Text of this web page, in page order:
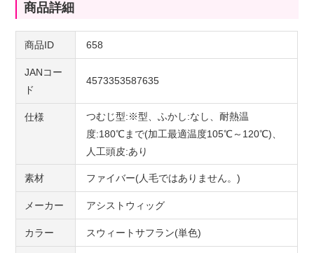
商品詳細
商品ID 658
JANコー
ド
4573353587635
仕様
つむじ型:※型、ふかし:なし、耐熱温
度:180℃まで(加工最適温度105℃～120℃)、
人工頭皮:あり
素材 ファイバー(人毛ではありません。)
メーカー アシストウィッグ
カラー スウィートサフラン(単色)